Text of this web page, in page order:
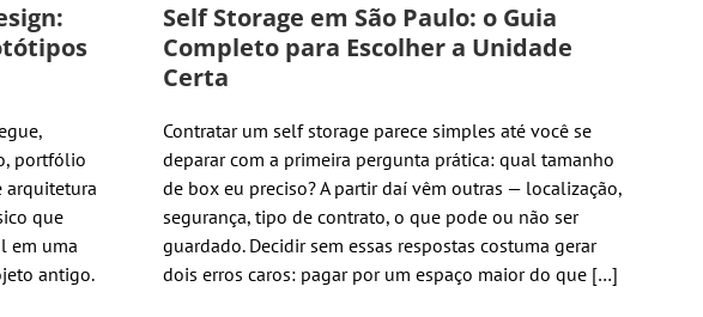
portfólio
arquitetura
que
em uma
antigo.
Self Storage em São Paulo: o Guia
Completo para Escolher a Unidade
Certa
Contratar um self storage parece simples até você se
deparar com a primeira pergunta prática: qual tamanho
de box eu preciso? A partir daí vêm outras — localização,
segurança, tipo de contrato, o que pode ou não ser
guardado. Decidir sem essas respostas costuma gerar
dois erros caros: pagar por um espaço maior do que […]